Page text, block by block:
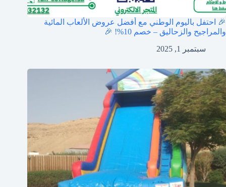
🎉 احتفل باليوم الوطني مع أفضل عروض الألعاب المائية
والمراجيح والزحاليق – خصم 10%! 🎉
سبتمبر 1, 2025